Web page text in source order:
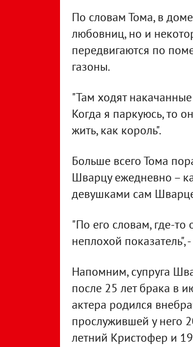
По словам Тома, в
любовниц, но и
передвигаются по
газоны.
"Там ходят
Когда я паркуюсь, то
жить, как король".
Больше всего Тома
Шварцу ежедневно –
девушками сам
"По его словам, где-
неплохой
Напомним, супруга
после 25 лет брака в
актера родился
прослужившей у него
летний Кристофер и